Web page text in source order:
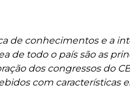
de conhecimentos e a
de todo o país são as
dos congressos do
com características